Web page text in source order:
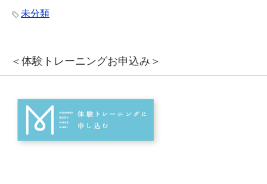
未分類
＜体験トレーニングお申込み＞